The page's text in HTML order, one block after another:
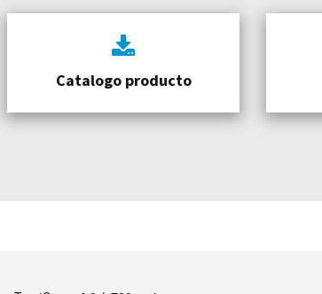
Catalogo producto